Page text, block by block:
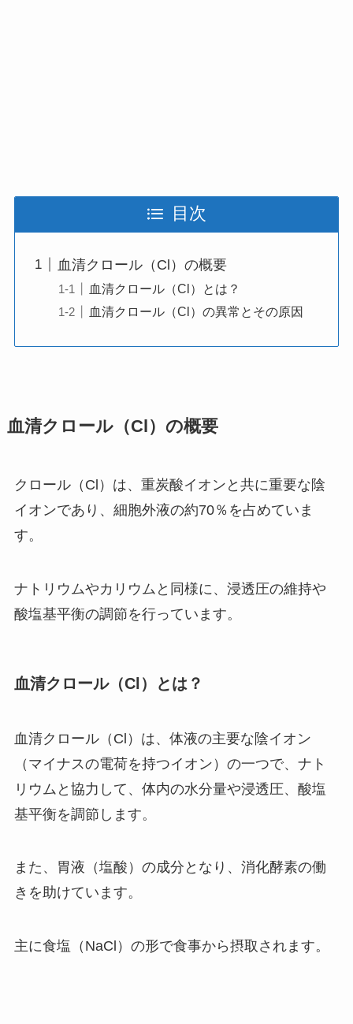
目次
血清クロール（Cl）の概要
血清クロール（Cl）とは？
血清クロール（Cl）の異常とその原因
血清クロール（Cl）の概要
クロール（Cl）は、重炭酸イオンと共に重要な陰
イオンであり、細胞外液の約70％を占めていま
す。
ナトリウムやカリウムと同様に、浸透圧の維持や
酸塩基平衡の調節を行っています。
血清クロール（Cl）とは？
血清クロール（Cl）は、体液の主要な陰イオン
（マイナスの電荷を持つイオン）の一つで、ナト
リウムと協力して、体内の水分量や浸透圧、酸塩
基平衡を調節します。
また、胃液（塩酸）の成分となり、消化酵素の働
きを助けています。
主に食塩（NaCl）の形で食事から摂取されます。